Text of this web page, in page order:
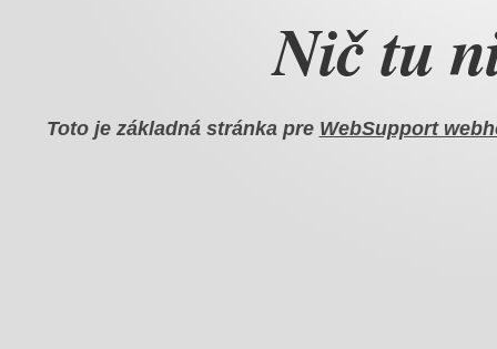
Nič tu
Toto je základná stránka pre WebSupport